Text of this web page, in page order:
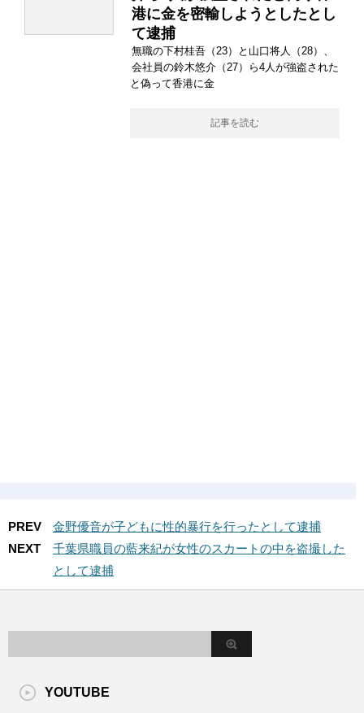
港に金を密輸しようとしたとし
て逮捕
無職の下村桂吾（23）と山口将人（28）、
会社員の鈴木悠介（27）ら4人が強盗された
と偽って香港に金
記事を読む
PREV
金野優音が子どもに性的暴行を行ったとして逮捕
NEXT
千葉県職員の藍来紀が女性のスカートの中を盗撮した
として逮捕
YOUTUBE